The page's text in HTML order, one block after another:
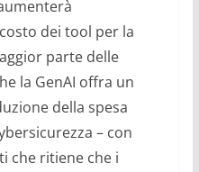
dei tool per la
parte delle
la GenAI offra un
della spesa
– con
che ritiene che i